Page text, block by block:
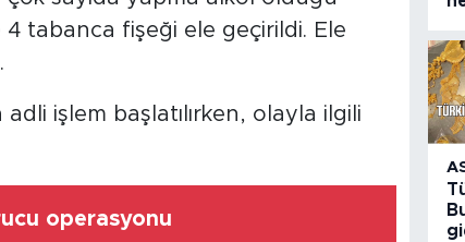
tabanca fişeği ele geçirildi. Ele
işlem başlatılırken, olayla ilgili
operasyonu